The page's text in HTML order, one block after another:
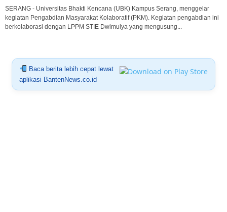
SERANG - Universitas Bhakti Kencana (UBK) Kampus Serang, menggelar
kegiatan Pengabdian Masyarakat Kolaboratif (PKM). Kegiatan pengabdian ini
berkolaborasi dengan LPPM STIE Dwimulya yang mengusung...
Baca berita lebih cepat lewat
aplikasi BantenNews.co.id